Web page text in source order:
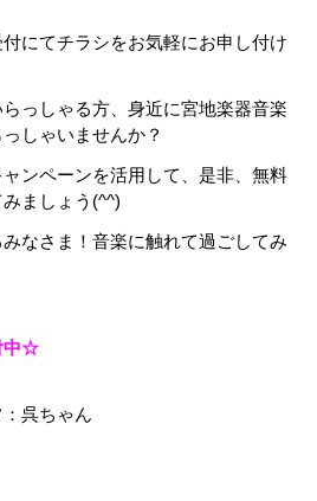
にてチラシをお気軽にお申し付け
っしゃる方、身近に宮地楽器音楽
しゃいませんか？
ンペーンを活用して、是非、無料
ましょう(^^)
なさま！音楽に触れて過ごしてみ
中☆
呉ちゃん